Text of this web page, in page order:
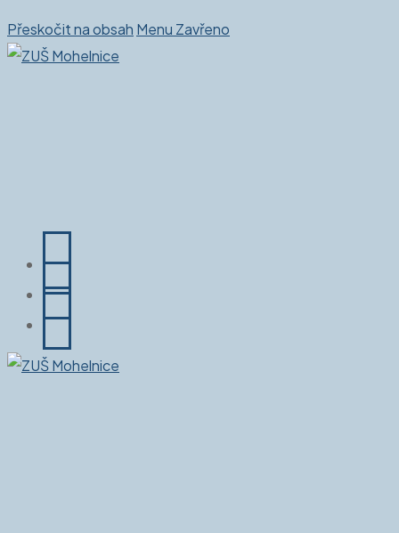
Přeskočit na obsah Menu Zavřeno